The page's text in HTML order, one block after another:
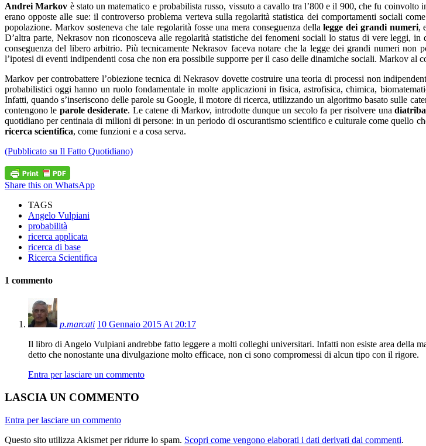
Andrei Markov è stato un matematico e probabilista russo, vissuto a cavallo tra l’800 e il 900, che fu
erano opposte alle sue: il controverso problema verteva sulla regolarità statistica dei comportamenti sociali
popolazione. Markov sosteneva che tale regolarità fosse una mera conseguenza dellalegge dei grandi numeri,
D’altra parte, Nekrasov non riconosceva alle regolarità statistiche dei fenomeni sociali lo status di vere leggi,
conseguenza del libero arbitrio. Più tecnicamente Nekrasov faceva notare che la legge dei grandi numeri non
l’ipotesi di eventi indipendenti cosa che non era possibile supporre per il caso delle dinamiche sociali. Markov al
Markov per controbattere l’obiezione tecnica di Nekrasov dovette costruire una teoria di processi non
probabilistici oggi hanno un ruolo fondamentale in molte applicazioni in fisica, astrofisica, chimica,
Infatti, quando s’inseriscono delle parole su Google, il motore di ricerca, utilizzando un algoritmo basato sulle
contengono le parole desiderate. Le catene di Markov, introdotte dunque un secolo fa per risolvere una diatriba
quotidiano per centinaia di milioni di persone: in un periodo di oscurantismo scientifico e culturale come quello
ricerca scientifica, come funzioni e a cosa serva.
(Pubblicato su Il Fatto Quotidiano)
Share this on WhatsApp
TAGS
Angelo Vulpiani
probabilità
ricerca applicata
ricerca di base
Ricerca Scientifica
1 commento
p.marcati 10 Gennaio 2015 At 20:17
Il libro di Angelo Vulpiani andrebbe fatto leggere a molti colleghi universitari. Infatti non esiste area della
detto che nonostante una divulgazione molto efficace, non ci sono compromessi di alcun tipo con il rigore.
Entra per lasciare un commento
LASCIA UN COMMENTO
Entra per lasciare un commento
Questo sito utilizza Akismet per ridurre lo spam. Scopri come vengono elaborati i dati derivati dai commenti.